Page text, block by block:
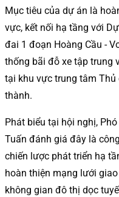
Mục tiêu của dự án là
vực, kết nối hạ tầng với
đai 1 đoạn Hoàng Cầu -
thống bãi đỗ xe tập trung
tại khu vực trung tâm
thành.
Phát biểu tại hội nghị,
Tuấn đánh giá đây là
chiến lược phát triển hạ
hoàn thiện mạng lưới
không gian đô thị dọc